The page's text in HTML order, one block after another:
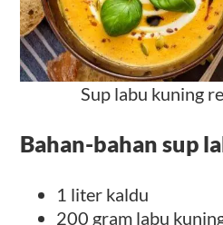
Sup labu kuning
Bahan-bahan sup
1 liter kaldu
200 gram labu